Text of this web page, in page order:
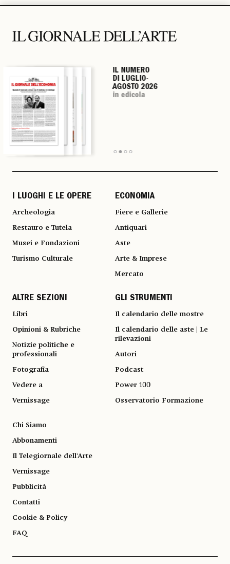
IL NUMERO
DI LUGLIO-
AGOSTO 2026
in edicola
IL NUMERO
DI LUGLIO-
AGOSTO 2026
in edicola
IL NUMERO
DI LUGLIO-
AGOSTO 2026
in edicola
IL NUMERO
DI LUGLIO-
AGOSTO 2026
in edicola
I LUOGHI E LE OPERE
Archeologia
Restauro e Tutela
Musei e Fondazioni
Turismo Culturale
ECONOMIA
Fiere e Gallerie
Antiquari
Aste
Arte & Imprese
Mercato
ALTRE SEZIONI
Libri
Opinioni & Rubriche
Notizie politiche e
professionali
Fotografia
Vedere a
Vernissage
GLI STRUMENTI
Il calendario delle mostre
Il calendario delle aste | Le
rilevazioni
Autori
Podcast
Power 100
Osservatorio Formazione
Chi Siamo
Abbonamenti
Il Telegiornale dell'Arte
Vernissage
Pubblicità
Contatti
Cookie & Policy
FAQ